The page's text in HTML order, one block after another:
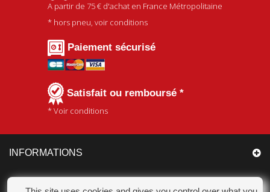
A partir de 75 € d'achat en France Métropolitaine
* hors pneu, voir conditions
Paiement sécurisé
Satisfait ou remboursé *
* Voir conditions
INFORMATIONS
CATÉGORIES